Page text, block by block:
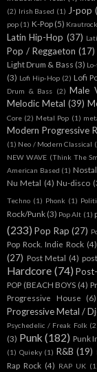
(2) Irish Based (1) J-pop
pop (1) K-Pop (5) Krautrock
Latin Hip-Hop (37)
Pop / Reggaeton (17)
Light Drum & Bass (3)
(3) Lofi Hip-Hop (2) Lofi
Drum & Bass (2) Male
Melodic Metal (39)
Core (2) Metal Pop (1)
Modern Progressive
(1) Neo / Modern Classical
NEW WAVE (Think The
American Based (1)
Nu Metal (4) Nu-disco
Techno (1) Phonk (1)
Rock/Punk (3) Pop Alt (1)
(233) Pop Rap (27)
Pop Rock. Indie Rock (4)
(27) Post Metal (4)
Hardcore (74)
POP (BEACH BOYS (4)
Progressive House (6)
Progressive Metal /
Psychedelic / Freak Folk
(3) Punk (182) Punk
(1) Quieky (1) R&B (19)
Rap Rock (4) RAP UK